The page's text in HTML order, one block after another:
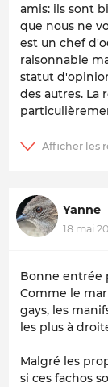
amis: ils sont
que nous ne
est un chef
raisonnable
statut
des autres. La
Yanne
18 mai
Bonne entrée
Comme le
gays, les
les plus à
Malgré les
si ces fachos